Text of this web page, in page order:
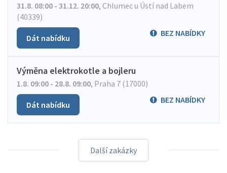
31.8. 08:00 - 31.12. 20:00, Chlumec u Ústí nad Labem
(40339)
BEZ NABÍDKY
Dát nabídku
Výměna elektrokotle a bojleru
1.8. 09:00 - 28.8. 09:00, Praha 7 (17000)
BEZ NABÍDKY
Dát nabídku
Další zakázky